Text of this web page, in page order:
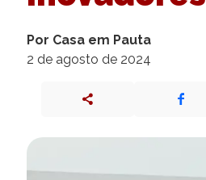
Por Casa em Pauta
2 de agosto de 2024